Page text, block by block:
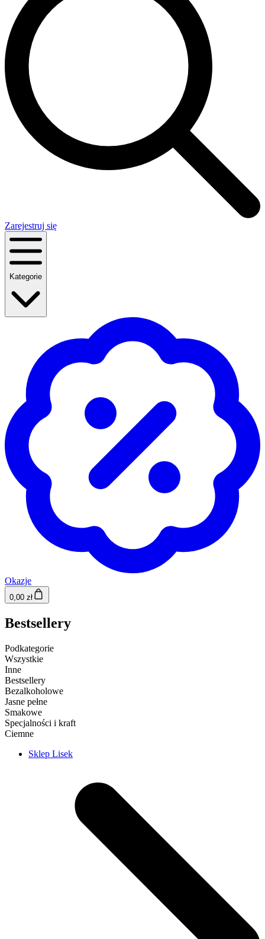
Zarejestruj się
Kategorie
Okazje
0,00 zł
Bestsellery
Podkategorie
Wszystkie
Inne
Bestsellery
Bezalkoholowe
Jasne pełne
Smakowe
Specjalności i kraft
Ciemne
Sklep Lisek